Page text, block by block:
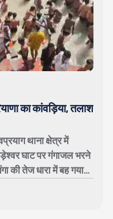
का कांवड़िया, तलाश
थाना क्षेत्र में
घाट पर गंगाजल भरने
की तेज धारा में बह गया।